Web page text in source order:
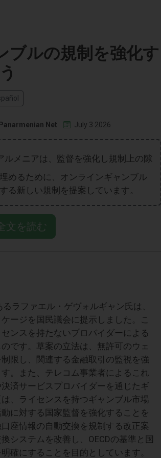
ブルの規制を強化す
Net July 3 2026
ルメニアは、監督を強化し規制上の隙
めるために、オンラインギャンブル
る新しい規制を提案しています。
文を読む
ラファエル・ゲヴォルギャン氏は、
ージを国民議会に提示しました。こ
ンスを持たないプロバイダーによる
です。草案の立法は、無許可のウェ
限し、関連する金融取引の監視を強
。また、テレコム事業者によるこれ
済サービスプロバイダーを通じたギ
、ライセンスを持つギャンブル市場
に対する国家監督を強化することを
座情報の自動交換を規制する改正案
システムを改善し、OECDの基準と国
確にすることを目的としています。